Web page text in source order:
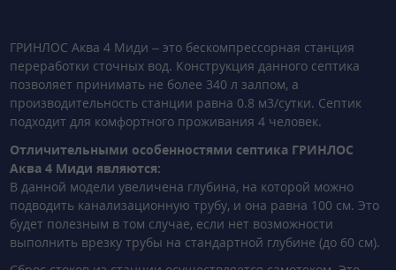
ГРИНЛОС Аква 4 Миди – это бескомпрессорная станция
переработки сточных вод. Конструкция данного септика
позволяет принимать не более 340 л залпом, а
производительность станции равна 0.8 м3/сутки. Септик
подходит для комфортного проживания 4 человек.
Отличительными особенностями септика ГРИНЛОС
Аква 4 Миди являются:
В данной модели увеличена глубина, на которой можно
подводить канализационную трубу, и она равна 100 см. Это
будет полезным в том случае, если нет возможности
выполнить врезку трубы на стандартной глубине (до 60 см).